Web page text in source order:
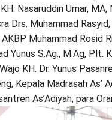
Nasaruddin Umar,
Drs. Muhammad
Muhammad Rosid
Yunus S.Ag., M.Ag, Plt.
KH. Dr. Yunus
Kepala Madrasah As’
As’Adiyah, para